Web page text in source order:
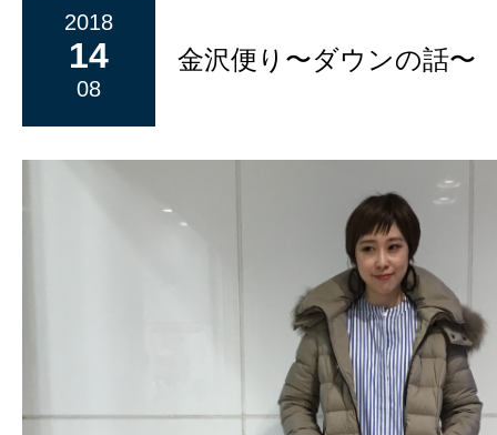
2018
14
08
金沢便り〜ダウンの話〜